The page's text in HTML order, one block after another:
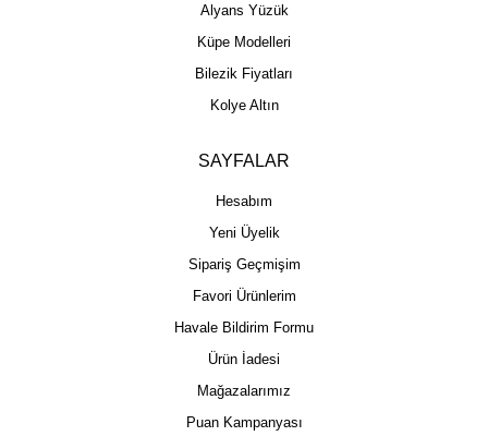
Alyans Yüzük
Küpe Modelleri
Bilezik Fiyatları
Kolye Altın
SAYFALAR
Hesabım
Yeni Üyelik
Sipariş Geçmişim
Favori Ürünlerim
Havale Bildirim Formu
Ürün İadesi
Mağazalarımız
Puan Kampanyası